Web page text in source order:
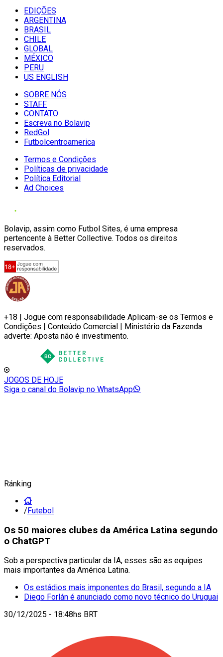
EDIÇÕES
ARGENTINA
BRASIL
CHILE
GLOBAL
MÉXICO
PERU
US ENGLISH
SOBRE NÓS
STAFF
CONTATO
Escreva no Bolavip
RedGol
Futbolcentroamerica
Termos e Condições
Políticas de privacidade
Política Editorial
Ad Choices
Bolavip, assim como Futbol Sites, é uma empresa
pertencente à Better Collective. Todos os direitos
reservados.
+18 | Jogue com responsabilidade Aplicam-se os Termos e
Condições | Conteúdo Comercial | Ministério da Fazenda
adverte: Aposta não é investimento.
JOGOS DE HOJE
Siga o canal do Bolavip no WhatsApp
Ránking
/Futebol
Os 50 maiores clubes da América Latina segundo
o ChatGPT
Sob a perspectiva particular da IA, esses são as equipes
mais importantes da América Latina.
Os estádios mais imponentes do Brasil, segundo a IA
Diego Forlán é anunciado como novo técnico do Uruguai
30/12/2025 - 18:48hs BRT